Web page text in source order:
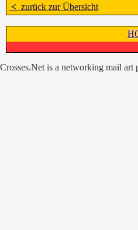
< zurück zur Übersicht
Crosses.Net is a networking mail art